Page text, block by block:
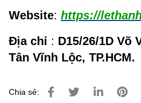
Website: https://
Địa chỉ : D15/26/1D Võ
Tân Vĩnh Lộc, TP.HCM.
Chia sẻ: